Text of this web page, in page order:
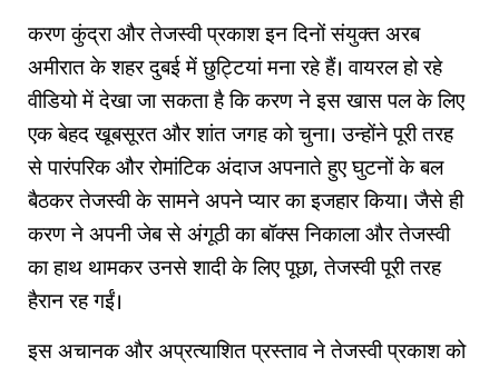
करण कुंद्रा और तेजस्वी प्रकाश इन दिनों संयुक्त अरब
अमीरात के शहर दुबई में छुट्टियां मना रहे हैं। वायरल हो रहे
वीडियो में देखा जा सकता है कि करण ने इस खास पल के लिए
एक बेहद खूबसूरत और शांत जगह को चुना। उन्होंने पूरी तरह
से पारंपरिक और रोमांटिक अंदाज अपनाते हुए घुटनों के बल
बैठकर तेजस्वी के सामने अपने प्यार का इजहार किया। जैसे ही
करण ने अपनी जेब से अंगूठी का बॉक्स निकाला और तेजस्वी
का हाथ थामकर उनसे शादी के लिए पूछा, तेजस्वी पूरी तरह
हैरान रह गईं।
इस अचानक और अप्रत्याशित प्रस्ताव ने तेजस्वी प्रकाश को